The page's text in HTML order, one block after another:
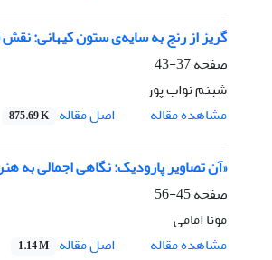
گریز از رنج به سایه‌‌‌‌ی ستون کیهانی: نقش
صفحه37-43
شبنم نواب پور
مشاهده مقاله
اصل مقاله 875.69 K
«آن تصاویر پارودیک: نگاهی اجمالی به
صفحه45-56
مونا امامی
مشاهده مقاله
اصل مقاله 1.14 M